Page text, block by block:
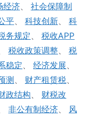
经济、 社会保障制
平、 科技创新、 科
务规定 、 税收APP
税收政策调整、 税
稳定、 经济发展、
测 、 财产租赁税、
政结构、 财税改
非公有制经济、 风